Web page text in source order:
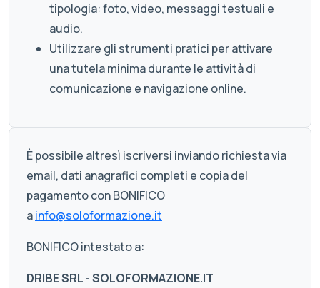
tipologia: foto, video, messaggi testuali e
audio.
Utilizzare gli strumenti pratici per attivare
una tutela minima durante le attività di
comunicazione e navigazione online.
È possibile altresì iscriversi inviando richiesta via
email, dati anagrafici completi e copia del
pagamento con BONIFICO
ainfo@soloformazione.it
BONIFICO intestato a:
DRIBE SRL - SOLOFORMAZIONE.IT